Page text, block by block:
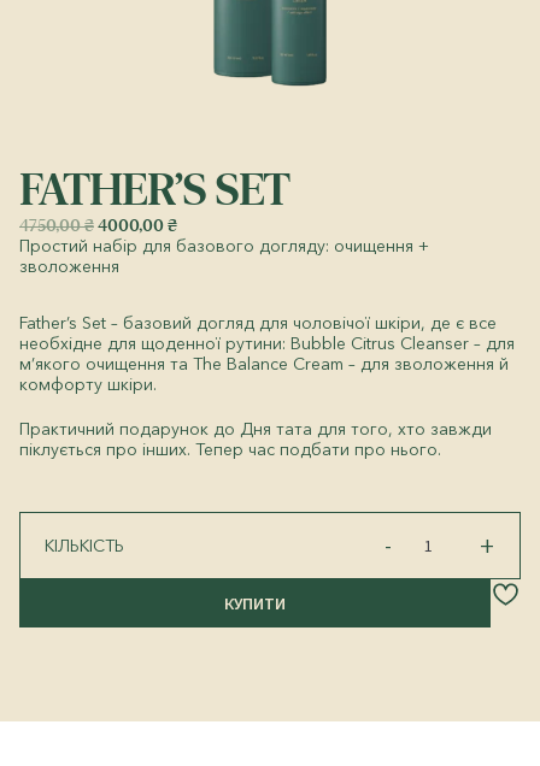
FATHER’S SET
4750,00₴Оригінальна
ціна:
4750,00 ₴.
4000,00₴Поточна
ціна:
Простий набір для базового догляду: очищення +
зволоження
Father’s Set – базовий догляд для чоловічої шкіри, де є все
необхідне для щоденної рутини: Bubble Citrus Cleanser – для
м’якого очищення та The Balance Cream – для зволоження й
комфорту шкіри.
Практичний подарунок до Дня тата для того, хто завжди
піклується про інших. Тепер час подбати про нього.
КІЛЬКІСТЬ - FATHER’S
кількість
+
КУПИТИ